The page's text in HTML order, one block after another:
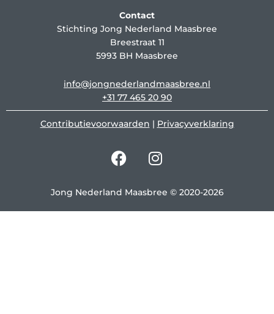
Contact
Stichting Jong Nederland Maasbree
Breestraat 11
5993 BH Maasbree
info@jongnederlandmaasbree.nl
+31 77 465 20 90
Contributievoorwaarden | Privacyverklaring
F
a
e
b
I
n
t
a
Jong Nederland Maasbree © 2020-2026